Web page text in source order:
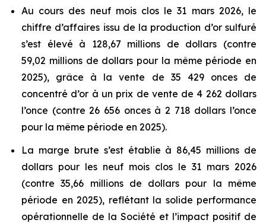
Au cours des neuf mois clos le 31 mars 2026, le
chiffre d’affaires issu de la production d’or sulfuré
s’est élevé à 128,67 millions de dollars (contre
59,02 millions de dollars pour la même période en
2025), grâce à la vente de 35 429 onces de
concentré d’or à un prix de vente de 4 262 dollars
l’once (contre 26 656 onces à 2 718 dollars l’once
pour la même période en 2025).
La marge brute s’est établie à 86,45 millions de
dollars pour les neuf mois clos le 31 mars 2026
(contre 35,66 millions de dollars pour la même
période en 2025), reflétant la solide performance
opérationnelle de la Société et l’impact positif de